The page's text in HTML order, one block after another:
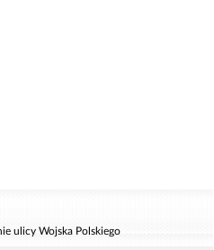
ulicy Wojska Polskiego